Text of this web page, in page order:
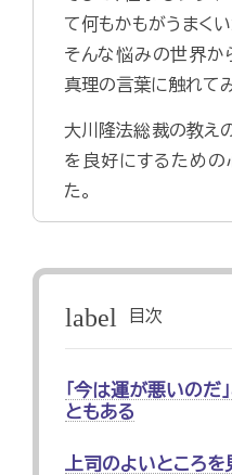
て何もかもがうまくい
そんな悩みの世界か
真理の言葉に触れて
大川隆法総裁の教え
を良好にするための
た。
label 目次
「今は運が悪いのだ
ともある
上司のよいところを